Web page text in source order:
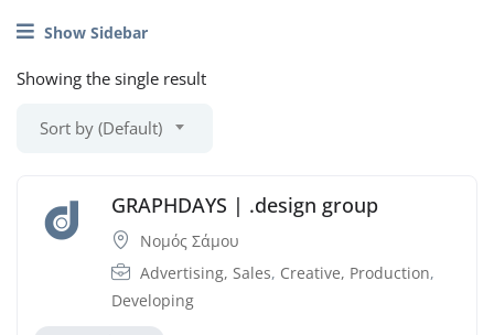
Show Sidebar
Showing the single result
Sort by (Default)
GRAPHDAYS | .design group
Νομός Σάμου
Advertising, Sales, Creative, Production,
Developing